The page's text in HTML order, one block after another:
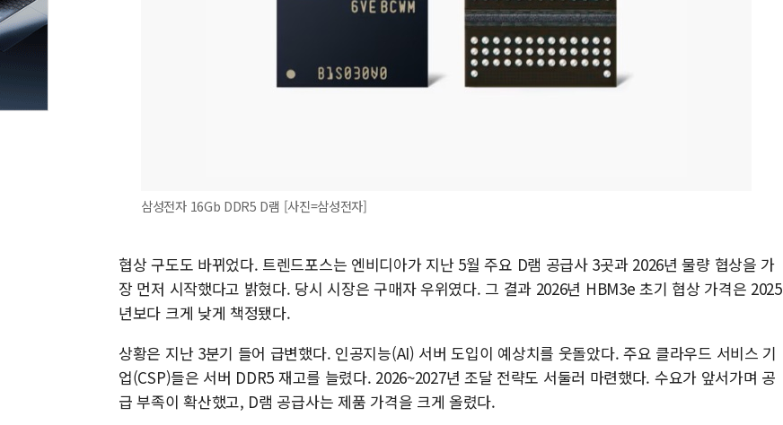
삼성전자 16Gb DDR5 D램 [사진=삼성전자]
협상 구도도 바뀌었다. 트렌드포스는 엔비디아가 지난 5월 주요 D램 공급사 3곳과 2026년 물량 협상을 가
장 먼저 시작했다고 밝혔다. 당시 시장은 구매자 우위였다. 그 결과 2026년 HBM3e 초기 협상 가격은 2025
년보다 크게 낮게 책정됐다.
상황은 지난 3분기 들어 급변했다. 인공지능(AI) 서버 도입이 예상치를 웃돌았다. 주요 클라우드 서비스 기
업(CSP)들은 서버 DDR5 재고를 늘렸다. 2026~2027년 조달 전략도 서둘러 마련했다. 수요가 앞서가며 공
급 부족이 확산했고, D램 공급사는 제품 가격을 크게 올렸다.